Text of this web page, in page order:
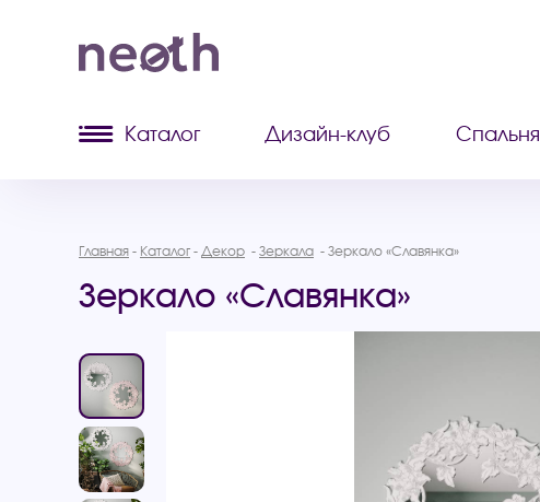
Каталог Дизайн-клуб Спальня
Главная Каталог Декор Зеркала Зеркало «Славянка»
Зеркало «Славянка»